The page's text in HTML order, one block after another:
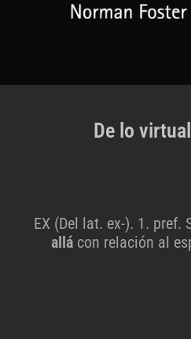
De lo
EX (Del lat. ex-). 1. pref.
allá con relación al